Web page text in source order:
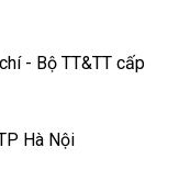
- Bộ TT&TT cấp
Hà Nội